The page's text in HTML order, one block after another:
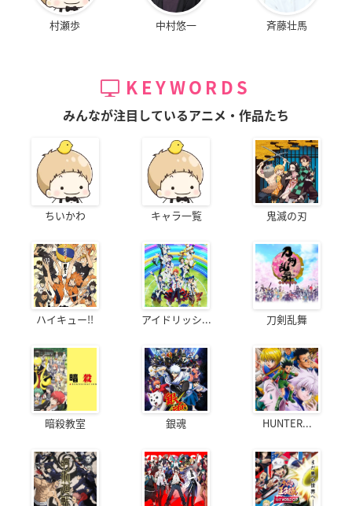
村瀬歩 中村悠一 斉藤壮馬
KEYWORDS
みんなが注目しているアニメ・作品たち
ちいかわ キャラ一覧 鬼滅の刃
ハイキュー!! アイドリッシ... 刀剣乱舞
暗殺教室 銀魂 HUNTER...